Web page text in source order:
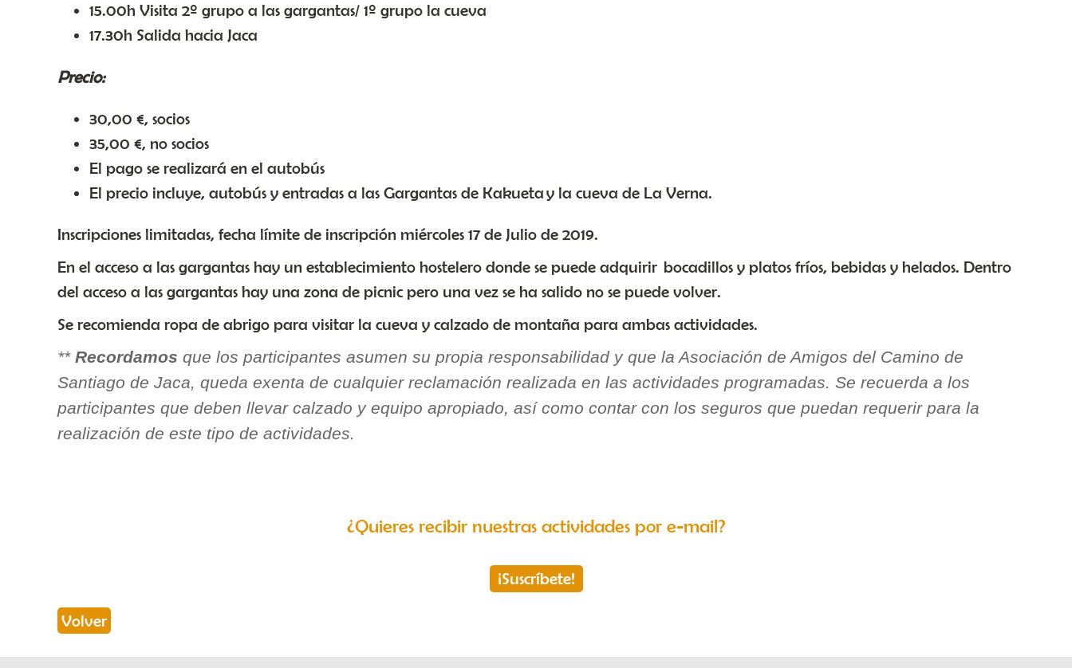
15.00h Visita 2º grupo a las gargantas/ 1º grupo la cueva
17.30h Salida hacia Jaca
Precio:
30,00 €, socios
35,00 €, no socios
El pago se realizará en el autobús
El precio incluye, autobús y entradas a las Gargantas de Kakueta y la cueva de La Verna.
Inscripciones limitadas, fecha límite de inscripción miércoles 17 de Julio de 2019.
En el acceso a las gargantas hay un establecimiento hostelero donde se puede adquirir bocadillos y platos fríos, bebidas y helados. Dentro
del acceso a las gargantas hay una zona de picnic pero una vez se ha salido no se puede volver.
Se recomienda ropa de abrigo para visitar la cueva y calzado de montaña para ambas actividades.
** Recordamos que los participantes asumen su propia responsabilidad y que la Asociación de Amigos del Camino de
Santiago de Jaca, queda exenta de cualquier reclamación realizada en las actividades programadas. Se recuerda a los
participantes que deben llevar calzado y equipo apropiado, así como contar con los seguros que puedan requerir para la
realización de este tipo de actividades.
¿Quieres recibir nuestras actividades por e-mail?
¡Suscríbete!
Volver